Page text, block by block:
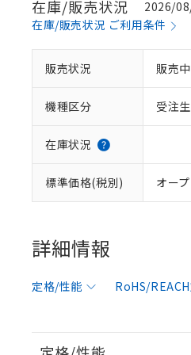
在庫/販売状況
2026/
在庫/販売状況 ご利用条件
販売状況 販売中
機種区分 受注
在庫状況
標準価格(税別) オー
詳細情報
定格/性能 RoHS/